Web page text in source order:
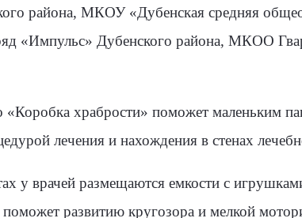
района, МКОУ «Дубенская средняя
«Импульс» Дубенского района, МКОО
храбрости» поможет маленьким
лечения и нахождения в стенах
у врачей размещаются емкости с
развитию кругозора и мелкой